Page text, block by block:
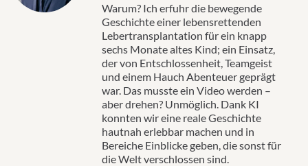
Warum? Ich erfuhr die bewegende
Geschichte einer lebensrettenden
Lebertransplantation für ein knapp
sechs Monate altes Kind; ein Einsatz,
der von Entschlossenheit, Teamgeist
und einem Hauch Abenteuer geprägt
war. Das musste ein Video werden –
aber drehen? Unmöglich. Dank KI
konnten wir eine reale Geschichte
hautnah erlebbar machen und in
Bereiche Einblicke geben, die sonst für
die Welt verschlossen sind.